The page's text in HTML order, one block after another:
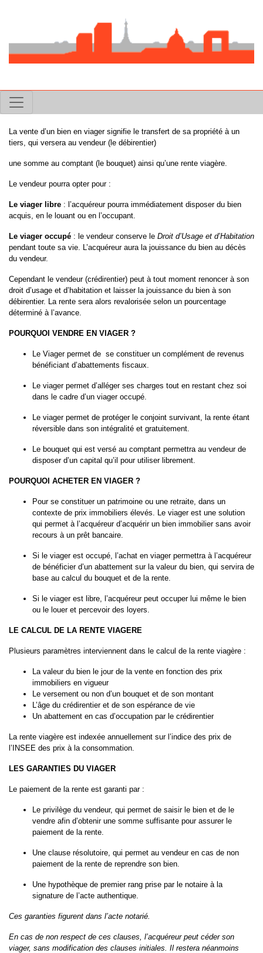
La vente d’un bien en viager signifie le transfert de sa propriété à un
tiers, qui versera au vendeur (le débirentier)
une somme au comptant (le bouquet) ainsi qu’une rente viagère.
Le vendeur pourra opter pour :
Le viager libre : l’acquéreur pourra immédiatement disposer du bien
acquis, en le louant ou en l’occupant.
Le viager occupé : le vendeur conserve le Droit d’Usage et d’Habitation
pendant toute sa vie. L’acquéreur aura la jouissance du bien au décès
du vendeur.
Cependant le vendeur (crédirentier) peut à tout moment renoncer à son
droit d’usage et d’habitation et laisser la jouissance du bien à son
débirentier. La rente sera alors revalorisée selon un pourcentage
déterminé à l’avance.
POURQUOI VENDRE EN VIAGER ?
Le Viager permet de se constituer un complément de revenus
bénéficiant d’abattements fiscaux.
Le viager permet d’alléger ses charges tout en restant chez soi
dans le cadre d’un viager occupé.
Le viager permet de protéger le conjoint survivant, la rente étant
réversible dans son intégralité et gratuitement.
Le bouquet qui est versé au comptant permettra au vendeur de
disposer d’un capital qu’il pour utiliser librement.
POURQUOI ACHETER EN VIAGER ?
Pour se constituer un patrimoine ou une retraite, dans un
contexte de prix immobiliers élevés. Le viager est une solution
qui permet à l’acquéreur d’acquérir un bien immobilier sans avoir
recours à un prêt bancaire.
Si le viager est occupé, l’achat en viager permettra à l’acquéreur
de bénéficier d’un abattement sur la valeur du bien, qui servira de
base au calcul du bouquet et de la rente.
Si le viager est libre, l’acquéreur peut occuper lui même le bien
ou le louer et percevoir des loyers.
LE CALCUL DE LA RENTE VIAGERE
Plusieurs paramètres interviennent dans le calcul de la rente viagère :
La valeur du bien le jour de la vente en fonction des prix
immobiliers en vigueur
Le versement ou non d’un bouquet et de son montant
L’âge du crédirentier et de son espérance de vie
Un abattement en cas d’occupation par le crédirentier
La rente viagère est indexée annuellement sur l’indice des prix de
l’INSEE des prix à la consommation.
LES GARANTIES DU VIAGER
Le paiement de la rente est garanti par :
Le privilège du vendeur, qui permet de saisir le bien et de le
vendre afin d’obtenir une somme suffisante pour assurer le
paiement de la rente.
Une clause résolutoire, qui permet au vendeur en cas de non
paiement de la rente de reprendre son bien.
Une hypothèque de premier rang prise par le notaire à la
signature de l’acte authentique.
Ces garanties figurent dans l’acte notarié.
En cas de non respect de ces clauses, l’acquéreur peut céder son
viager, sans modification des clauses initiales. Il restera néanmoins